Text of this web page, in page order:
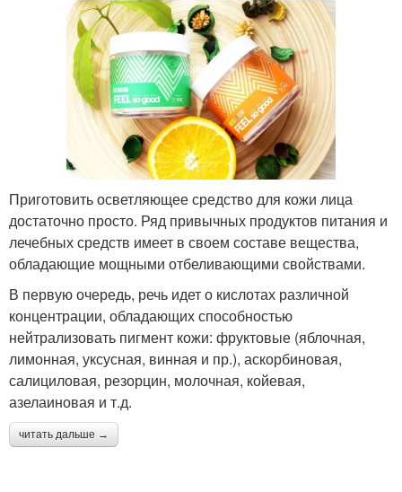
Приготовить осветляющее средство для кожи лица
достаточно просто. Ряд привычных продуктов питания и
лечебных средств имеет в своем составе вещества,
обладающие мощными отбеливающими свойствами.
В первую очередь, речь идет о кислотах различной
концентрации, обладающих способностью
нейтрализовать пигмент кожи: фруктовые (яблочная,
лимонная, уксусная, винная и пр.), аскорбиновая,
салициловая, резорцин, молочная, койевая,
азелаиновая и т.д.
читать дальше →